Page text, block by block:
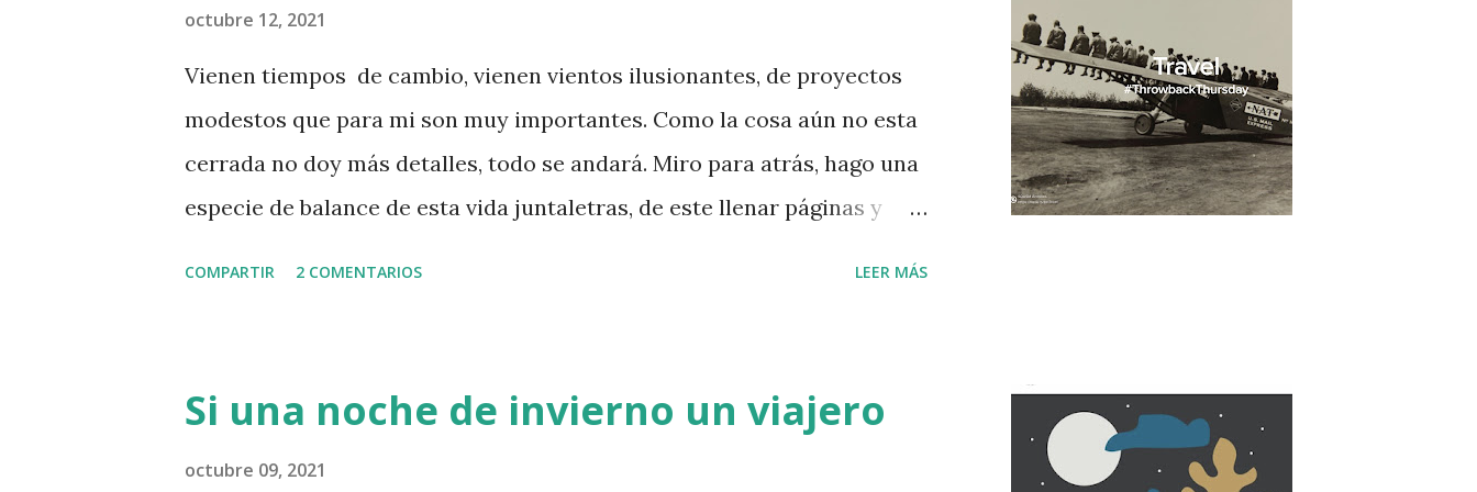
Ánimo, valiente (Facebook) en el pasado mes de septiembre. Que como
todo lo bueno de esta vida, termina en la cama. Responder Reenviar
octubre 12, 2021
Vienen tiempos de cambio, vienen vientos ilusionantes, de proyectos
modestos que para mi son muy importantes. Como la cosa aún no esta
cerrada no doy más detalles, todo se andará. Miro para atrás, hago una
especie de balance de esta vida juntaletras, de este llenar páginas y
influencer, pero participaba activamente en pequeños círculos, lo que
llamábamos, la blogosfera , que eran muy enriquecedores y era feliz.
COMPARTIR 2 COMENTARIOS LEER MÁS
Si una noche de invierno un viajero
octubre 09, 2021